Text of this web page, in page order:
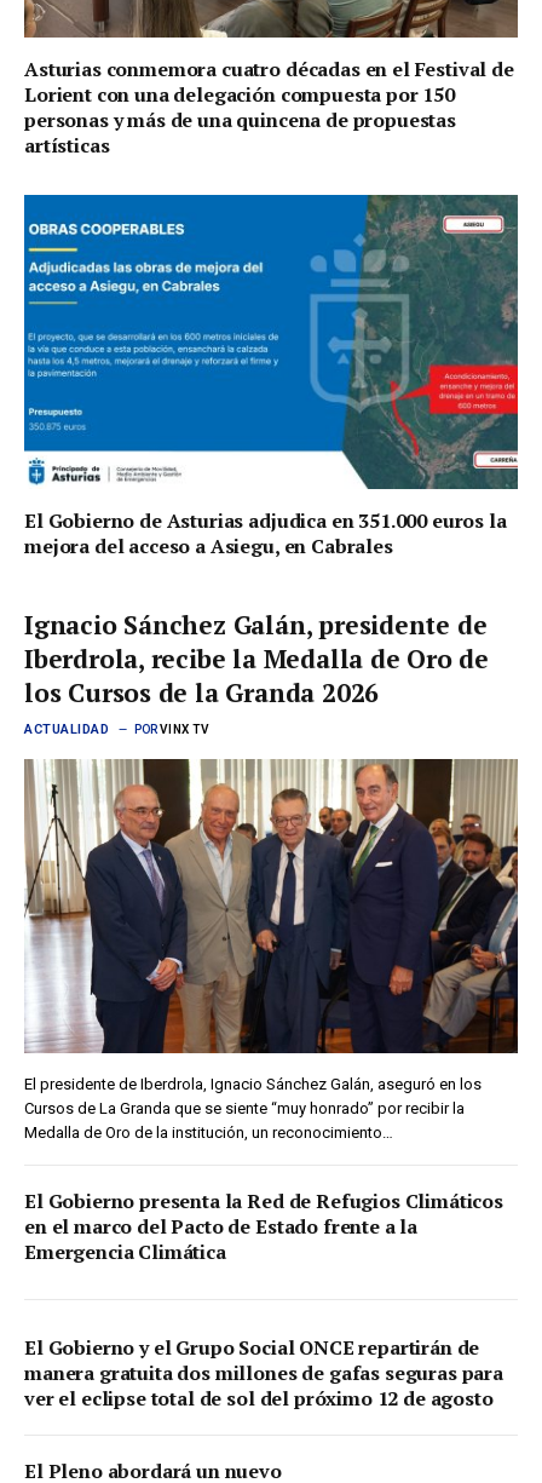
Asturias conmemora cuatro décadas en el Festival de
Lorient con una delegación compuesta por 150
personas y más de una quincena de propuestas
artísticas
El Gobierno de Asturias adjudica en 351.000 euros la
mejora del acceso a Asiegu, en Cabrales
Ignacio Sánchez Galán, presidente de
Iberdrola, recibe la Medalla de Oro de
los Cursos de la Granda 2026
ACTUALIDAD POR VINX TV
El presidente de Iberdrola, Ignacio Sánchez Galán, aseguró en los
Cursos de La Granda que se siente “muy honrado” por recibir la
Medalla de Oro de la institución, un reconocimiento…
El Gobierno presenta la Red de Refugios Climáticos
en el marco del Pacto de Estado frente a la
Emergencia Climática
El Gobierno y el Grupo Social ONCE repartirán de
manera gratuita dos millones de gafas seguras para
ver el eclipse total de sol del próximo 12 de agosto
El Pleno abordará un nuevo